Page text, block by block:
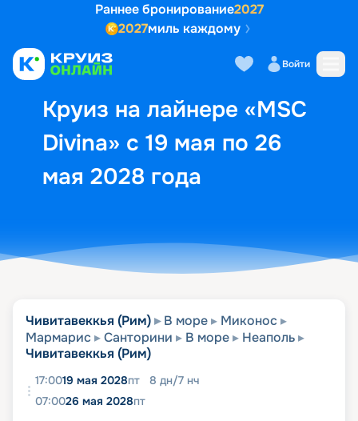
Раннее бронирование2027
2027миль каждому
Войти
Круиз на лайнере «MSC
Divina» с 19 мая по 26
мая 2028 года
Выбор кают Маршрут и
Чивитавеккья (Рим) В море
Миконос
Мармарис
Санторини В море
Неаполь
Чивитавеккья (Рим)
17:0019 мая 2028пт 8 дн/7 нч
07:0026 мая 2028пт